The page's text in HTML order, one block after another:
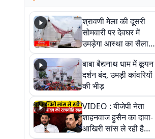
श्रावणी मेला की दूसरी
सोमवारी पर देवघर में
उमड़ेगा आस्था का सैलाब,
तीन लाख से अधिक
श्रद्धालुओं के पहुंचने का
अनुमान
बाबा बैद्यनाथ धाम में कूपन
दर्शन बंद, उमड़ी कांवरियों
की भीड़
VIDEO : बीजेपी नेता
शाहनवाज हुसैन का दावा-
आखिरी सांस ले रही है